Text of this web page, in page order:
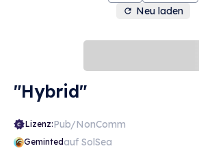
Neu laden
"Hybrid"
Lizenz:Pub/NonComm
Gemintedauf SolSea